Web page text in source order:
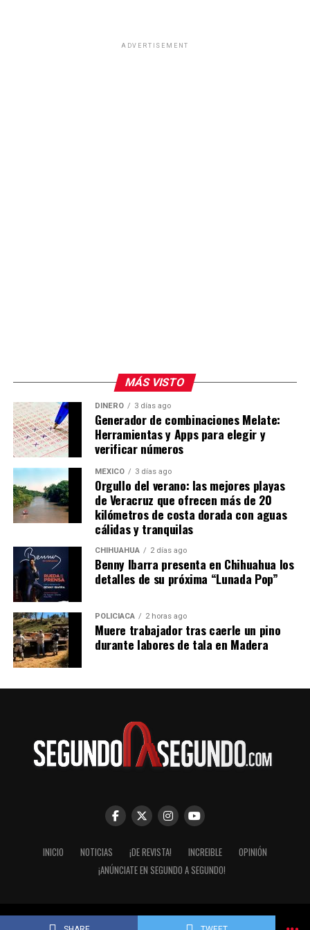
ADVERTISEMENT
MÁS VISTO
DINERO 3 días ago
Generador de combinaciones Melate:
Herramientas y Apps para elegir y
verificar números
MÉXICO 3 días ago
Orgullo del verano: las mejores playas
de Veracruz que ofrecen más de 20
kilómetros de costa dorada con aguas
cálidas y tranquilas
CHIHUAHUA 2 días ago
Benny Ibarra presenta en Chihuahua los
detalles de su próxima “Lunada Pop”
POLICIACA 2 horas ago
Muere trabajador tras caerle un pino
durante labores de tala en Madera
INICIO NOTICIAS ¡DE REVISTA! INCREIBLE
OPINIÓN
¡ANÚNCIATE EN SEGUNDO A SEGUNDO!
© Segundo a Segundo 2007-2026. ImaginaZion Comunicaciones.